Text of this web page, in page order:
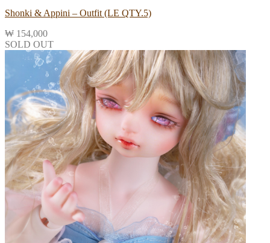
Shonki & Appini – Outfit (LE QTY.5)
₩ 154,000
SOLD OUT